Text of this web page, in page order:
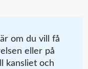
om du vill få
eller på
kansliet och